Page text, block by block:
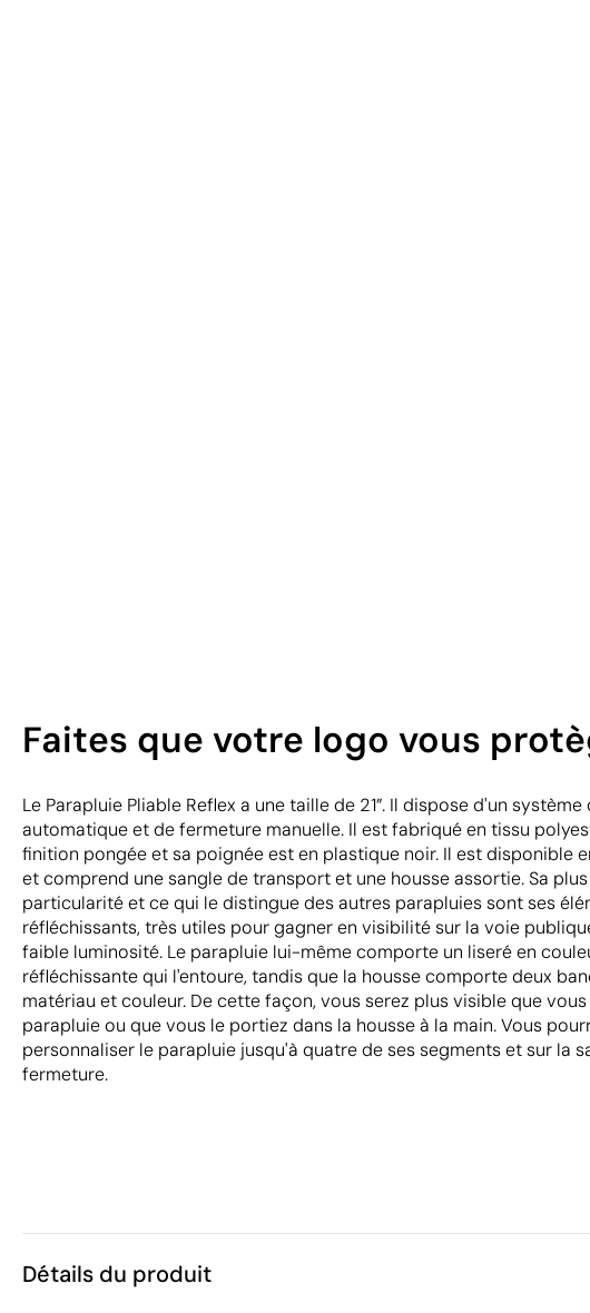
Faites que votre logo vous
Le Parapluie Pliable Reflex a une taille de 21”. Il dispose d'un
automatique et de fermeture manuelle. Il est fabriqué en tissu
finition pongée et sa poignée est en plastique noir. Il est disponible
et comprend une sangle de transport et une housse assortie. Sa
particularité et ce qui le distingue des autres parapluies sont ses
réfléchissants, très utiles pour gagner en visibilité sur la voie
faible luminosité. Le parapluie lui-même comporte un liseré en
réfléchissante qui l'entoure, tandis que la housse comporte deux
matériau et couleur. De cette façon, vous serez plus visible que
parapluie ou que vous le portiez dans la housse à la main. Vous
personnaliser le parapluie jusqu'à quatre de ses segments et sur la
fermeture.
Détails du produit